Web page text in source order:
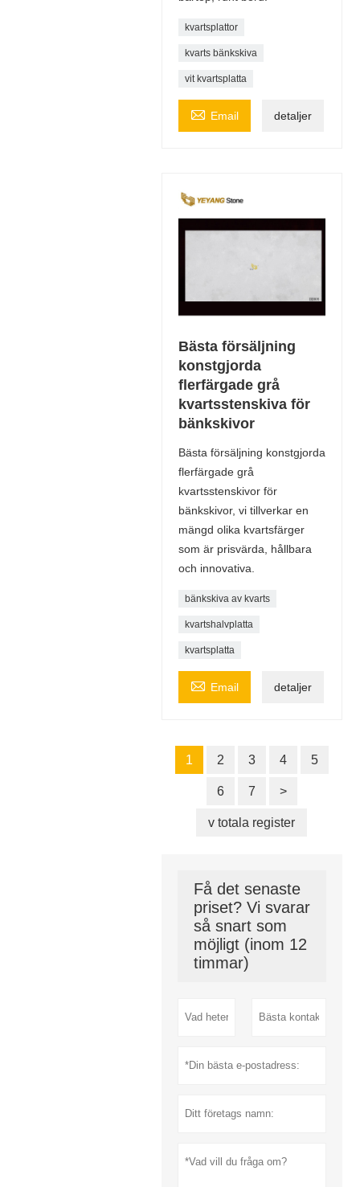
kvartsplattor
kvarts bänkskiva
vit kvartsplatta
 Email detaljer
Bästa försäljning
konstgjorda
flerfärgade grå
kvartsstenskiva för
bänkskivor
Bästa försäljning konstgjorda
flerfärgade grå
kvartsstenskivor för
bänkskivor, vi tillverkar en
mängd olika kvartsfärger
som är prisvärda, hållbara
och innovativa.
bänkskiva av kvarts
kvartshalvplatta
kvartsplatta
 Email detaljer
1 2 3 4 5
6 7 >
v totala register
Få det senaste
priset? Vi svarar
så snart som
möjligt (inom 12
timmar)